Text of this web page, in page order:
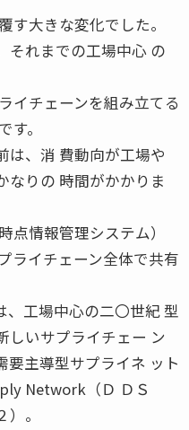
す大きな変化でした。
れまでの工場中心 の
イチェーンを組み立てる
。
は、消 費動向が工場や
なりの 時間がかかりま
点情報管理システム）
ライチェーン全体で共有
工場中心の二〇世紀 型
しいサプライチェー ン
要主導型サプライネ ット
Network（Ｄ ＤＳ
。